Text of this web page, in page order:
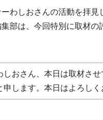
わしおさんの活動を拝見
部は、今回特別に取材の
しおさん、本日は取材さ
申します。本日はよろしく